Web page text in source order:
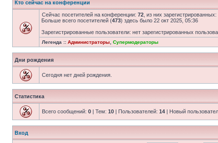
Кто сейчас на конференции
Сейчас посетителей на конференции: 72 , из них
Больше всего посетителей (473) здесь было 22 окт 2025, 05:36
Зарегистрированные пользователи: нет зарегистрированных
Легенда :: Администраторы Супермодераторы
Дни рождения
Сегодня нет дней рождения.
Статистика
Всего сообщений: 0 | Тем: 10 | Пользователей: 14 | Новый
Вход